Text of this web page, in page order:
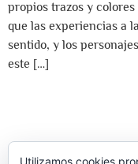
propios trazos y
que las experiencias a
sentido, y los
este […]
Utilizamos cookies